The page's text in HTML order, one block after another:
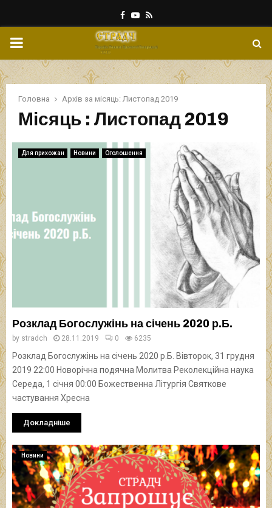
Facebook
Youtube
Rss
PRIMARY
MENU
Головна Архів за місяць: Листопад 2019
Місяць : Листопад 2019
Для прихожан Новини Оголошення
Розклад Богослужінь на січень 2020 р.Б.
by stradch 28.11.2019 0 6235
Розклад Богослужінь на січень 2020 р.Б. Вівторок, 31 грудня
2019 22:00 Новорічна подячна Молитва Реколекційна наука
Середа, 1 січня 00:00 Божественна Літургія Святкове
частування Хресна
Докладніше
Новини